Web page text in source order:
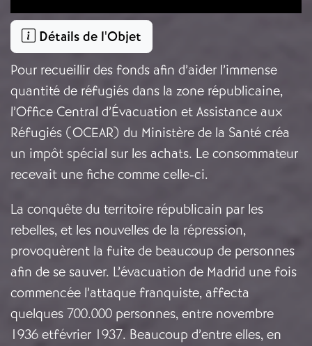
Détails de l'Objet
Pour recueillir des fonds afin d’aider l’immense
quantité de réfugiés dans la zone républicaine,
l’Office Central d’Évacuation et Assistance aux
Réfugiés (OCEAR) du Ministère de la Santé créa
un impôt spécial sur les achats. Le consommateur
recevait une fiche comme celle-ci.
La conquête du territoire républicain par les
rebelles, et les nouvelles de la répression,
provoquèrent la fuite de beaucoup de personnes
afin de se sauver. L’évacuation de Madrid une fois
commencée l’attaque franquiste, affecta
quelques 700.000 personnes, entre novembre
1936 etfévrier 1937. Beaucoup d’entre elles, en